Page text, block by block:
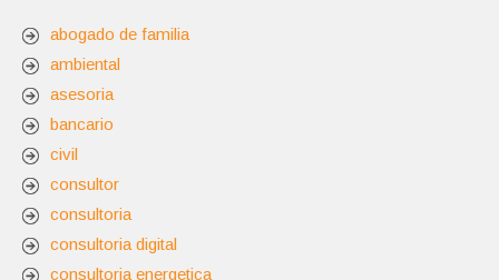
abogado de familia
ambiental
asesoria
bancario
civil
consultor
consultoria
consultoria digital
consultoria energetica